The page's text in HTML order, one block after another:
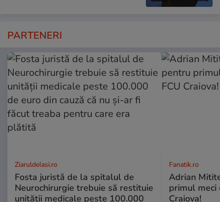
PARTENERI
ZiaruldeIasi.ro
Fosta juristă de la spitalul de
Neurochirurgie trebuie să restituie
unității medicale peste 100.000
Fanatik.ro
Adrian
primul meci
Craiova!